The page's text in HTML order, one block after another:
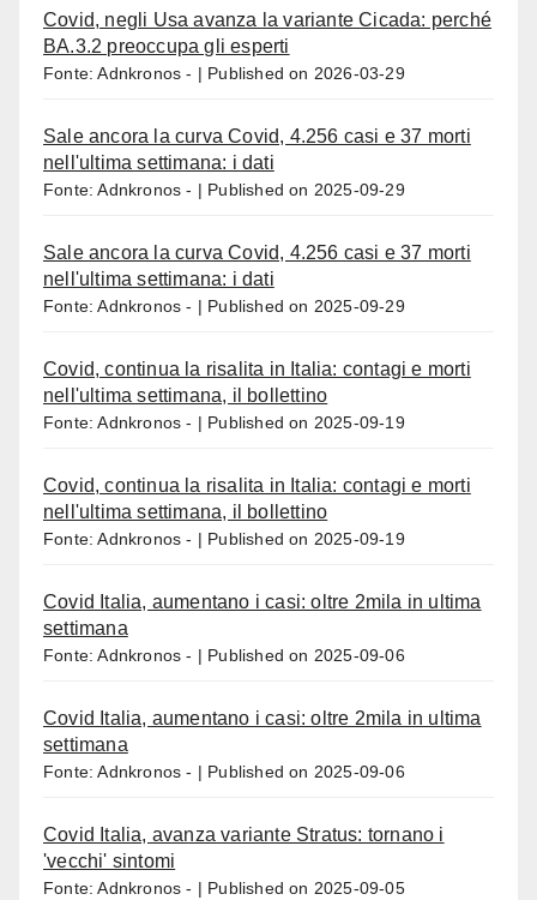
Covid, negli Usa avanza la variante Cicada: perché
BA.3.2 preoccupa gli esperti
Fonte: Adnkronos - Published on 2026-03-29
Sale ancora la curva Covid, 4.256 casi e 37 morti
nell'ultima settimana: i dati
Fonte: Adnkronos - Published on 2025-09-29
Sale ancora la curva Covid, 4.256 casi e 37 morti
nell'ultima settimana: i dati
Fonte: Adnkronos - Published on 2025-09-29
Covid, continua la risalita in Italia: contagi e morti
nell'ultima settimana, il bollettino
Fonte: Adnkronos - Published on 2025-09-19
Covid, continua la risalita in Italia: contagi e morti
nell'ultima settimana, il bollettino
Fonte: Adnkronos - Published on 2025-09-19
Covid Italia, aumentano i casi: oltre 2mila in ultima
settimana
Fonte: Adnkronos - Published on 2025-09-06
Covid Italia, aumentano i casi: oltre 2mila in ultima
settimana
Fonte: Adnkronos - Published on 2025-09-06
Covid Italia, avanza variante Stratus: tornano i
'vecchi' sintomi
Fonte: Adnkronos - Published on 2025-09-05